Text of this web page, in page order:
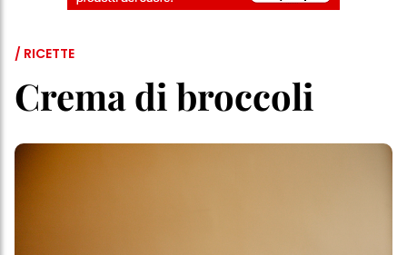
/ RICETTE
Crema di broccoli